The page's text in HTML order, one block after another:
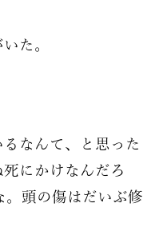
た。
なんて、と思った
にかけなんだろ
。頭の傷はだいぶ修